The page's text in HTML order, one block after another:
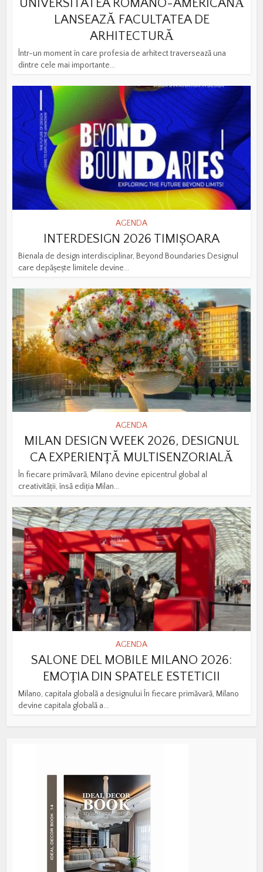
UNIVERSITATEA ROMÂNO-AMERICANĂ
LANSEAZĂ FACULTATEA DE
ARHITECTURĂ
Într-un moment în care profesia de arhitect traversează una
dintre cele mai importante...
AGENDA
INTERDESIGN 2026 TIMIȘOARA
Bienala de design interdisciplinar, Beyond Boundaries Designul
care depășește limitele devine...
AGENDA
MILAN DESIGN WEEK 2026, DESIGNUL
CA EXPERIENȚĂ MULTISENZORIALĂ
În fiecare primăvară, Milano devine epicentrul global al
creativității, însă ediția Milan...
AGENDA
SALONE DEL MOBILE MILANO 2026:
EMOȚIA DIN SPATELE ESTETICII
Milano, capitala globală a designului În fiecare primăvară, Milano
devine capitala globală a...